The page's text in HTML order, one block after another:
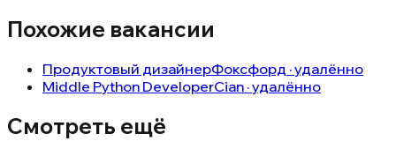
Похожие вакансии
Продуктовый дизайнерФоксфорд · удалённо
Middle Python DeveloperCian · удалённо
Смотреть ещё